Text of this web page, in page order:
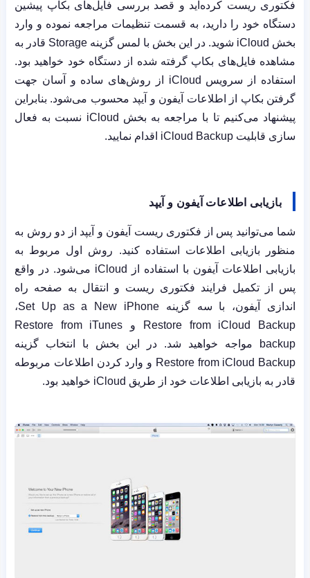
فکتوری ریست کرده‌اید و قصد بررسی فایل‌های بکاپ پیشین
دستگاه خود را دارید، به قسمت تنظیمات مراجعه نموده و وارد
بخش iCloud شوید. در این بخش با لمس گزینه Storage قادر به
مشاهده فایل‌های بکاپ گرفته شده از دستگاه خود خواهید بود.
استفاده از سرویس iCloud از روش‌های ساده و آسان جهت
گرفتن بکاپ از اطلاعات آیفون و آیپد محسوب می‌شود. بنابراین
پیشنهاد می‌کنیم تا با مراجعه به بخش iCloud نسبت به فعال
سازی قابلیت
اقدام نمایید.
بازیابی اطلاعات آیفون و آیپد
شما می‌توانید پس از فکتوری ریست آیفون و آیپد از دو روش به
منظور بازیابی اطلاعات استفاده کنید. روش اول مربوط به
بازیابی اطلاعات آیفون با استفاده از
iCloud می‌شود. در واقع
پس از تکمیل فرایند فکتوری ریست و انتقال به صفحه راه
اندازی آیفون، با سه گزینه Set Up as a New iPhone،
Restore from iCloud Backup
و Restore from iTunes
backup
مواجه خواهید شد. در این بخش با انتخاب گزینه
Restore from iCloud Backup و وارد کردن اطلاعات مربوطه
قادر به بازیابی اطلاعات خود از طریق iCloud خواهید بود.